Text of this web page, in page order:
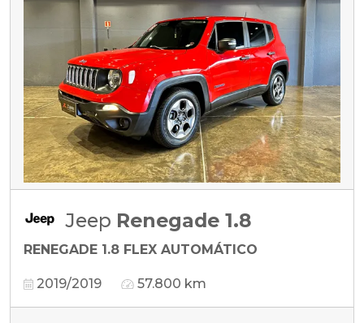
Jeep Renegade 1.8
RENEGADE 1.8 FLEX AUTOMÁTICO
2019/2019 57.800 km